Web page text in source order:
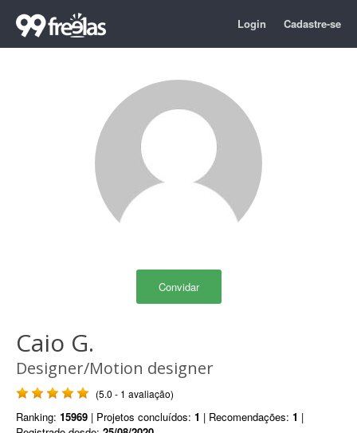
Login Cadastre-se
Convidar
Caio G.
Designer/Motion designer
(5.0 - 1 avaliação)
Ranking: 15969 | Projetos concluídos: 1 | Recomendações: 1 |